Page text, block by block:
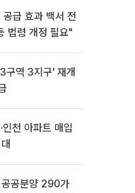
급 효과 백서 전
법령 개정 필요"
구역 3지구' 재개
인천 아파트 매입
공분양 290가